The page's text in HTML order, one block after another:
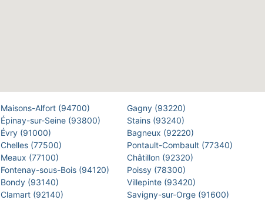
Maisons-Alfort (94700)
Épinay-sur-Seine (93800)
Évry (91000)
Chelles (77500)
Meaux (77100)
Fontenay-sous-Bois (94120)
Bondy (93140)
Clamart (92140)
Gagny (93220)
Stains (93240)
Bagneux (92220)
Pontault-Combault (77340)
Châtillon (92320)
Poissy (78300)
Villepinte (93420)
Savigny-sur-Orge (91600)